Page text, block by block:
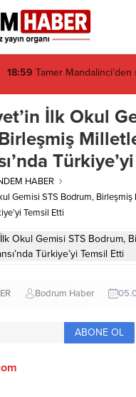
18:29 Bitez Kavşağı’nda
girdi: 2 yaralı
İlk Okul
HABER
Gemisi STS Bodrum,
Temsil Etti
Bodrum Haber
ABONE OL